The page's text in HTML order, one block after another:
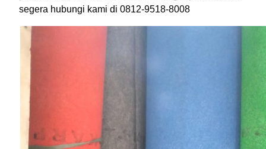
segera hubungi kami di 0812-9518-8008